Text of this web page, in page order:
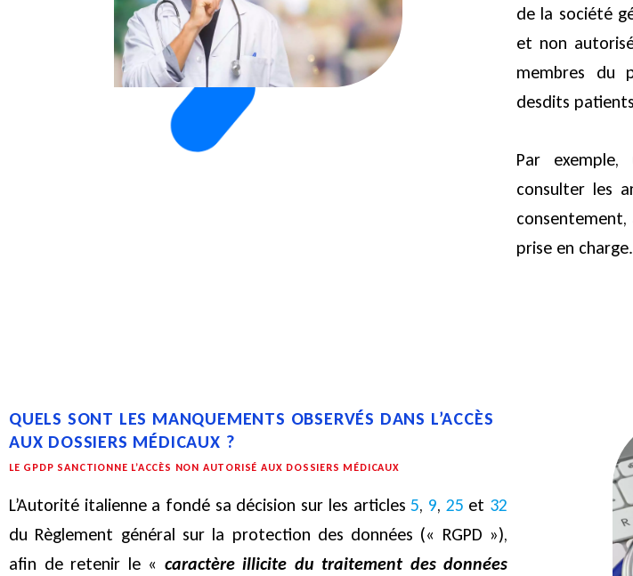
de la société
et non
membres du
desdits
Par
consulter les
consentement,
prise en charge.
QUELS SONT LES MANQUEMENTS OBSERVÉS DANS L’ACCÈS
AUX DOSSIERS MÉDICAUX ?
LE GPDP SANCTIONNE L’ACCÈS NON AUTORISÉ AUX DOSSIERS MÉDICAUX
L’Autorité italienne a fondé sa décision sur les articles5, 9, 25 et 32
du Règlement général sur la protection des données (« RGPD »),
afin de retenir le « caractère illicite du traitement des données